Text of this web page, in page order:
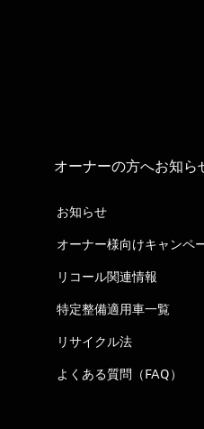
オーナーの方へお知ら
お知らせ
オーナー様向けキャンペ
リコール関連情報
特定整備適用車一覧
リサイクル法
よくある質問（FAQ）